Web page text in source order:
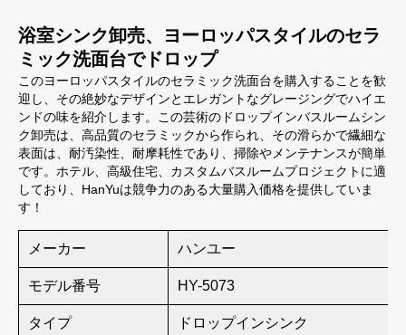
浴室シンク卸売、ヨーロッパスタイルのセラ
ミック洗面台でドロップ
このヨーロッパスタイルのセラミック洗面台を購入することを歓
迎し、その絶妙なデザインとエレガントなグレージングでハイエ
ンドの味を紹介します。この芸術のドロップインバスルームシン
ク卸売は、高品質のセラミックから作られ、その滑らかで繊細な
表面は、耐汚染性、耐摩耗性であり、掃除やメンテナンスが簡単
です。ホテル、高級住宅、カスタムバスルームプロジェクトに適
しており、HanYuは競争力のある大量購入価格を提供していま
す！
メーカー ハンユー
モデル番号 HY-5073
タイプ ドロップインシンク